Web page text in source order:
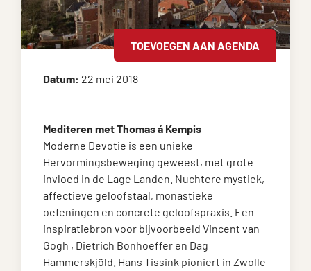
TOEVOEGEN AAN AGENDA
Datum: 22 mei 2018
Mediteren met Thomas á Kempis
Moderne Devotie is een unieke
Hervormingsbeweging geweest, met grote
invloed in de Lage Landen. Nuchtere mystiek,
affectieve geloofstaal, monastieke
oefeningen en concrete geloofspraxis. Een
inspiratiebron voor bijvoorbeeld Vincent van
Gogh , Dietrich Bonhoeffer en Dag
Hammerskjöld. Hans Tissink pioniert in Zwolle